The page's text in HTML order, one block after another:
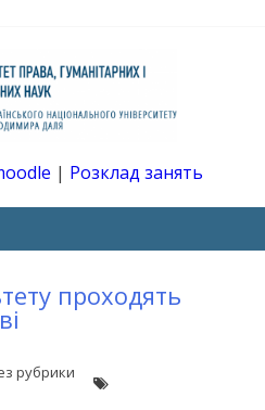
І
| Розклад занять
проходять
рубрики